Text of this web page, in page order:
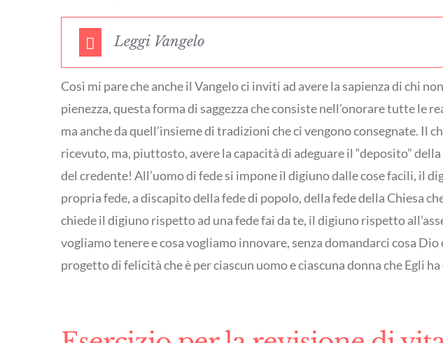
Leggi Vangelo
Così mi pare che anche il Vangelo ci inviti ad avere la sapienza di chi
pienezza, questa forma di saggezza che consiste nell’onorare tutte le
ma anche da quell’insieme di tradizioni che ci vengono consegnate. Il
ricevuto, ma, piuttosto, avere la capacità di adeguare il “deposito”
del credente! All’uomo di fede si impone il digiuno dalle cose facili, il
propria fede, a discapito della fede di popolo, della fede della Chiesa
chiede il digiuno rispetto ad una fede fai da te, il digiuno rispetto
vogliamo tenere e cosa vogliamo innovare, senza domandarci cosa
progetto di felicità che è per ciascun uomo e ciascuna donna che Egli